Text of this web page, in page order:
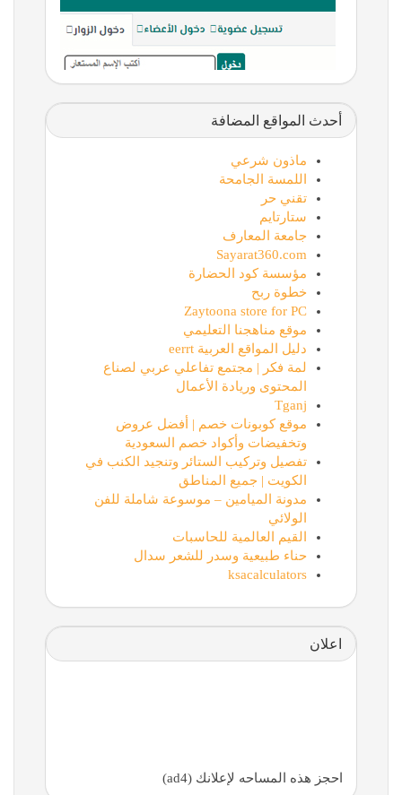
أحدث المواقع المضافة
ماذون شرعي
اللمسة الجامحة
تقني حر
ستارتايم
جامعة المعارف
Sayarat360.com
مؤسسة كود الحضارة
خطوة ربح
Zaytoona store for PC
موقع مناهجنا التعليمي
دليل المواقع العربية eerrt
لمة فكر | مجتمع تفاعلي عربي لصناع
المحتوى وريادة الأعمال
Tganj
موقع كوبونات خصم | أفضل عروض
وتخفيضات وأكواد خصم السعودية
تفصيل وتركيب الستائر وتنجيد الكنب في
الكويت | جميع المناطق
مدونة الميامين – موسوعة شاملة للفن
الولائي
القيم العالمية للحاسبات
حناء طبيعية وسدر للشعر سدال
ksacalculators
اعلان
احجز هذه المساحه لإعلانك (ad4)